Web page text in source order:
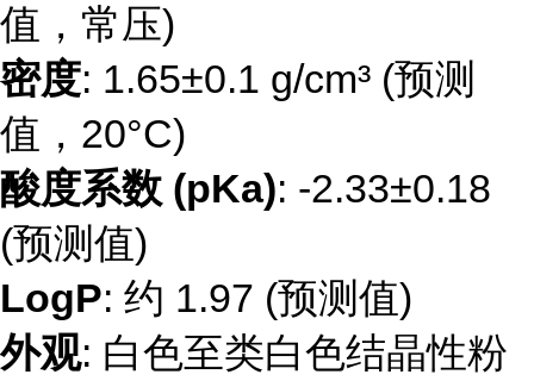
值，常压)
密度: 1.65±0.1 g/cm³ (预测
值，20°C)
酸度系数 (pKa): -2.33±0.18
(预测值)
LogP: 约 1.97 (预测值)
外观: 白色至类白色结晶性粉